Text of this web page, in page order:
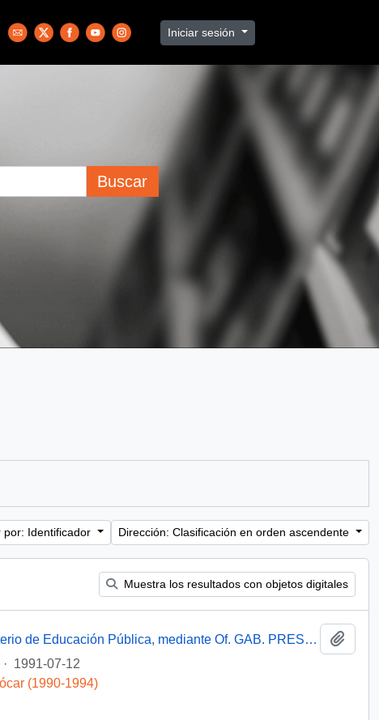
Iniciar sesión
Buscar
por: Identificador Dirección: Clasificación en orden ascendente
Muestra los resultados con objetos digitales
[Informa que carta fue remitida a Ministerio de Educación Pública, mediante Of. GAB. PRES. (0) 91/2438]
· 1991-07-12
(1990-1994)